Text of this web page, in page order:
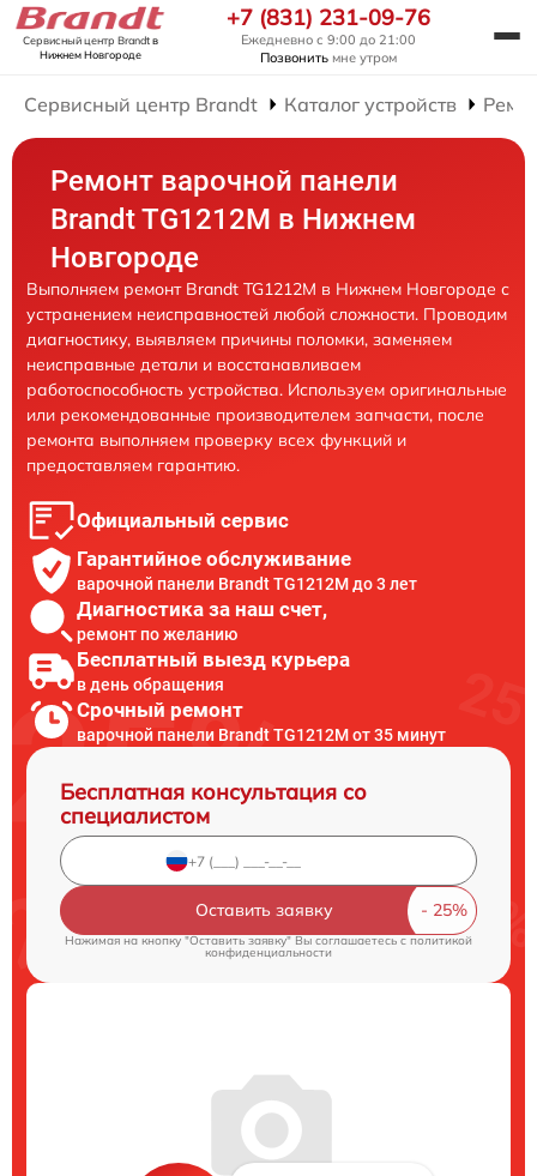
Сервисный центр Brandtв
Нижнем Новгороде
+7 (831) 231-09-76
Ежедневно с 9:00 до 21:00
Позвонить мне утром
Сервисный центр Brandt Каталог устройств
Ремонт варочной панели
Brandt TG1212M в Нижнем
Новгороде
Выполняем ремонт Brandt TG1212M в Нижнем Новгороде с
устранением неисправностей любой сложности. Проводим
диагностику, выявляем причины поломки, заменяем
неисправные детали и восстанавливаем
работоспособность устройства. Используем оригинальные
или рекомендованные производителем запчасти, после
ремонта выполняем проверку всех функций и
предоставляем гарантию.
Официальный сервис
Гарантийное обслуживание
варочной панели Brandt TG1212M до 3 лет
Диагностика за наш счет,
ремонт по желанию
Бесплатный выезд курьера
в день обращения
Срочный ремонт
варочной панели Brandt TG1212M от 35 минут
Бесплатная консультация со
специалистом
Оставить заявку
Нажимая на кнопку "Оставить заявку" Вы соглашаетесь cполитикой
конфиденциальности